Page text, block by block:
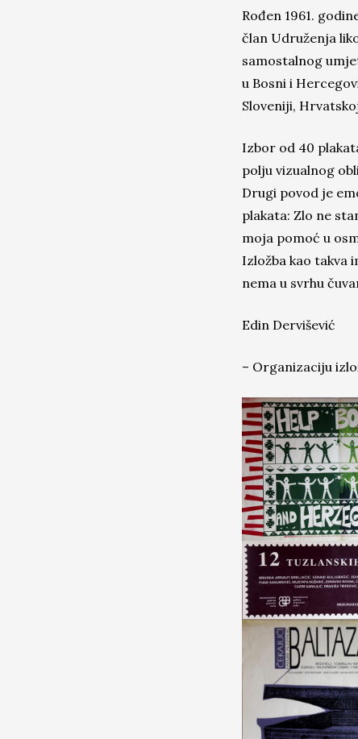
Rođen 1961.
član Udruženja
samostalnog
u Bosni i
Sloveniji,
Izbor od 40
polju vizualnog
Drugi povod je
plakata: Zlo ne
moja pomoć u
Izložba kao takva
nema u svrhu
Edin Dervišević
– Organizaciju